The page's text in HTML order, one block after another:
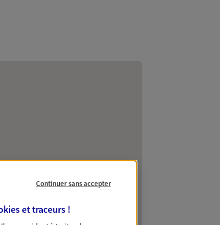
Continuer sans accepter
et traceurs !